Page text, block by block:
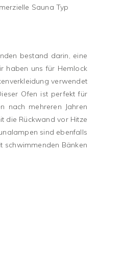
Sauna Typ
bestand darin, eine
haben uns für Hemlock
verwendet
Ofen ist perfekt für
nach mehreren Jahren
die Rückwand vor Hitze
sind ebenfalls
schwimmenden Bänken